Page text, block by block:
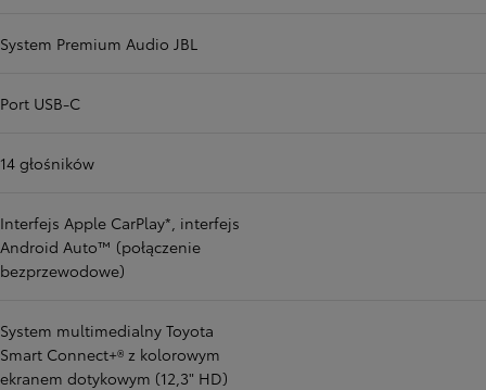
System Premium Audio JBL
Port USB-C
14 głośników
Interfejs Apple CarPlay*, interfejs
Android Auto™ (połączenie
bezprzewodowe)
System multimedialny Toyota
Smart Connect+® z kolorowym
ekranem dotykowym (12,3" HD)